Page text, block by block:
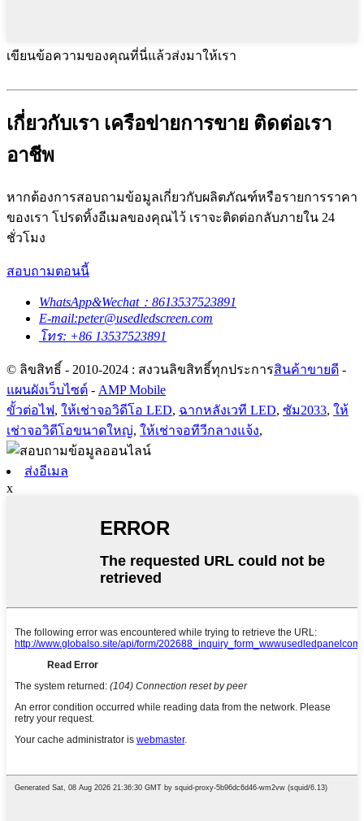
เขียนข้อความของคุณที่นี่แล้วส่งมาให้เรา
เกี่ยวกับเรา เครือข่ายการขาย ติดต่อเรา
อาชีพ
หากต้องการสอบถามข้อมูลเกี่ยวกับผลิตภัณฑ์หรือรายการราคา
ของเรา โปรดทิ้งอีเมลของคุณไว้ เราจะติดต่อกลับภายใน 24
ชั่วโมง
สอบถามตอนนี้
WhatsApp&Wechat：8613537523891
E-mail:peter@usedledscreen.com
โทร: +86 13537523891
© ลิขสิทธิ์ - 2010-2024 : สงวนลิขสิทธิ์ทุกประการสินค้าขายดี -
แผนผังเว็บไซต์ - AMP Mobile
ขั้วต่อไฟ, ให้เช่าจอวิดีโอ LED, ฉากหลังเวที LED, ซัม2033, ให้
เช่าจอวิดีโอขนาดใหญ่, ให้เช่าจอทีวีกลางแจ้ง,
ส่งอีเมล
x